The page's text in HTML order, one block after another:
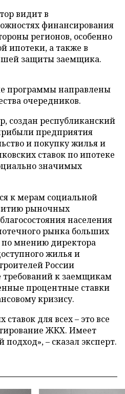
видит в
финансирования
регионов, особенно
ипотеки, а также в
защиты заемщика.
программы направлены
очередников.
создан республиканский
предприятия
и покупку жилья и
ставок по ипотеке
значимых
к мерам социальной
рыночных
населения
рынка больших
по мнению директора
жилья и
России
к заемщикам
процентные ставки
кризису.
для всех – это все
ЖКХ. Имеет
– сказал эксперт.